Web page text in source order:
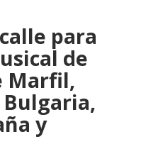
para
de
Marfil,
y